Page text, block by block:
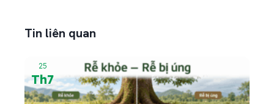
Tin liên quan
25
Th7